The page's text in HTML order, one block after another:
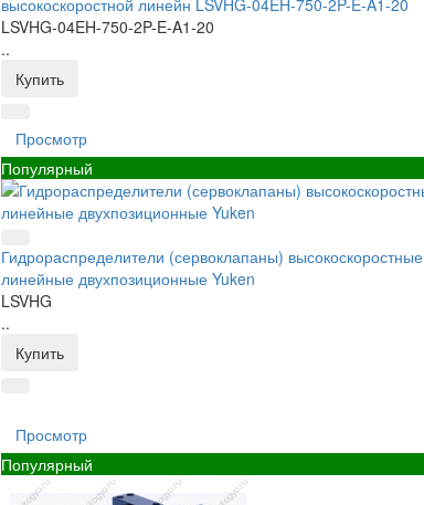
высокоскоростной линейн LSVHG-04EH-750-2P-E-A1-20
LSVHG-04EH-750-2P-E-A1-20
..
Купить
Просмотр
Популярный
Гидрораспределители (сервоклапаны) высокоскоростные
линейные двухпозиционные Yuken
LSVHG
..
Купить
Просмотр
Популярный